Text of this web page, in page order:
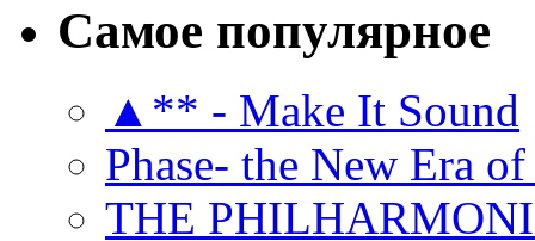
Самое популярное
▲** - Make It Sound
Phase- the New Era
THE